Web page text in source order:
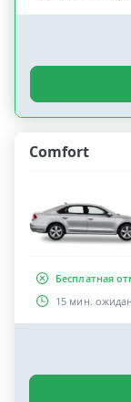
Comfort
Бесплатная
15 мин.